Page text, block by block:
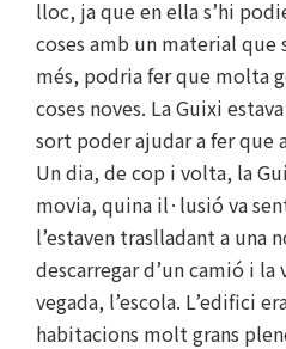
lloc, ja que en ella s’hi
coses amb un material que
més, podria fer que molta
coses noves. La Guixi
sort poder ajudar a fer que
Un dia, de cop i volta, la
movia, quina il·lusió va
l’estaven traslladant a una
descarregar d’un camió i
vegada, l’escola. L’edifici
habitacions molt grans